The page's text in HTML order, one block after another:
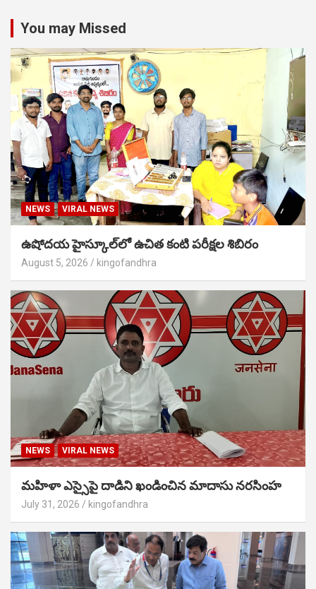
You may Missed
NEWS VIRAL NEWS
ఉషోదయ హైస్కూల్‌లో ఉచిత కంటి పరీక్షల శిబిరం
August 5, 2026 kingofandhra
NEWS VIRAL NEWS
మహిళా ఎస్సైపై దాడిని ఖండించిన మాదాసు నరసింహ
July 31, 2026 kingofandhra